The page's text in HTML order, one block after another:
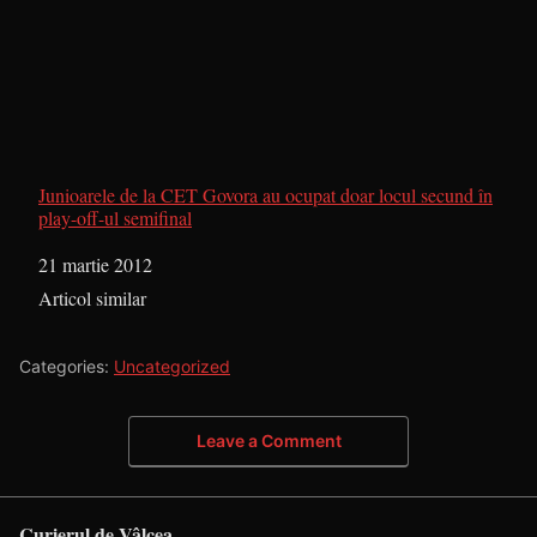
Junioarele de la CET Govora au ocupat doar locul secund în
play-off-ul semifinal
Dată
21 martie 2012
În legătură cu
Articol similar
Categories: Uncategorized
Leave a Comment